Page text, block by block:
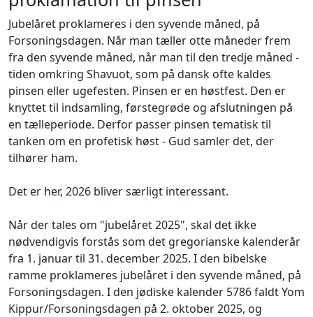
Jubelåret proklameres i den syvende måned, på
Forsoningsdagen. Når man tæller otte måneder frem
fra den syvende måned, når man til den tredje måned -
tiden omkring Shavuot, som på dansk ofte kaldes
pinsen eller ugefesten. Pinsen er en høstfest. Den er
knyttet til indsamling, førstegrøde og afslutningen på
en tælleperiode. Derfor passer pinsen tematisk til
tanken om en profetisk høst - Gud samler det, der
tilhører ham.
Det er her, 2026 bliver særligt interessant.
Når der tales om "jubelåret 2025", skal det ikke
nødvendigvis forstås som det gregorianske kalenderår
fra 1. januar til 31. december 2025. I den bibelske
ramme proklameres jubelåret i den syvende måned, på
Forsoningsdagen. I den jødiske kalender 5786 faldt Yom
Kippur/Forsoningsdagen på 2. oktober 2025, og